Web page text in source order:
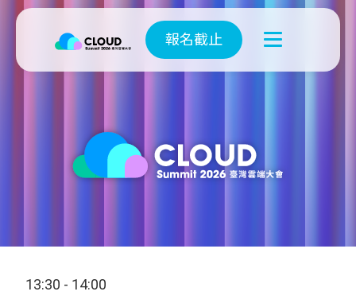
報名截止
13:30 - 14:00